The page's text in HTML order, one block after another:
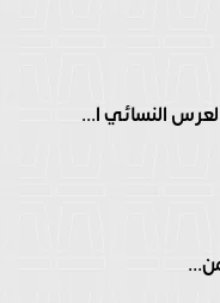
النسائي ا...